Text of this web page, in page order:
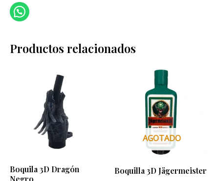
Productos relacionados
Boquila 3D Dragón
Negro
AGOTADO
Boquilla 3D Jägermeister